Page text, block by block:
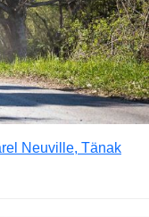
Neuville, Tänak